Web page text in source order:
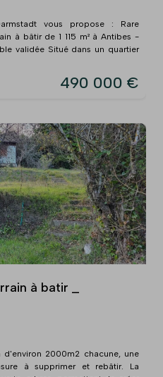
vous propose : Rare
à bâtir de 1 115 m² à Antibes -
validée Situé dans un quartier
490 000 €
à batir _
2000m2 chacune, une
à supprimer et rebâtir. La